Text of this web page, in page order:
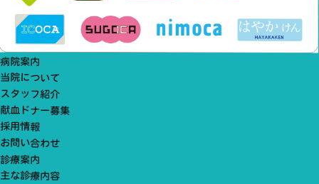
病院案内
当院について
スタッフ紹介
献血ドナー募集
採用情報
お問い合わせ
診療案内
主な診療内容